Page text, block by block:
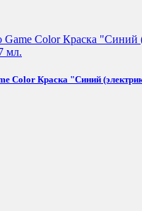
Color Краска "Синий